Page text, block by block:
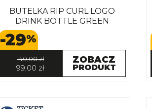
BUTELKA RIP CURL LOGO
DRINK BOTTLE GREEN
-29%
140,00 zł
99,00 zł
ZOBACZ
PRODUKT